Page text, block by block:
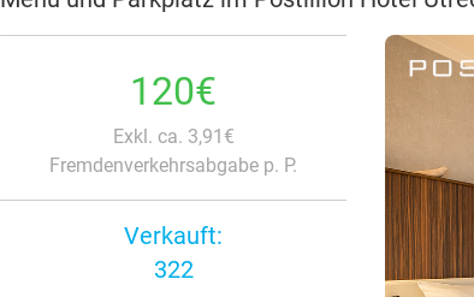
120€
Exkl. ca. 3,91€
Fremdenverkehrsabgabe p. P.
Verkauft:
322